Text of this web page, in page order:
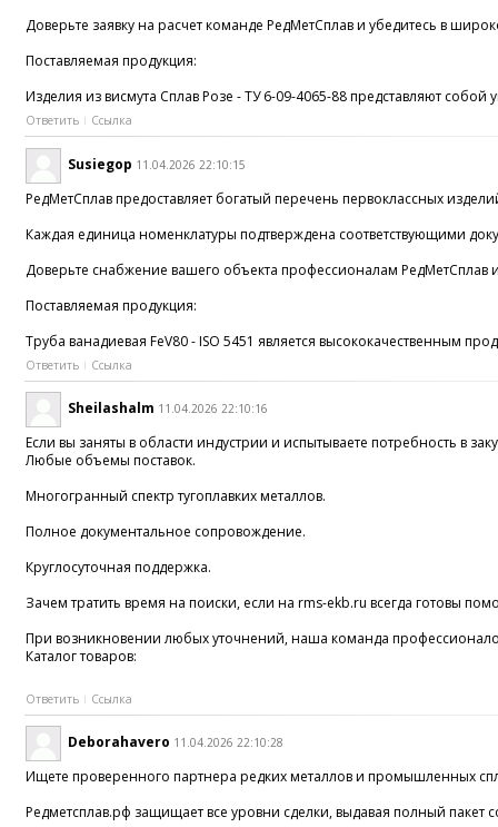
Доверьте заявку на расчет команде РедМетСплав и убедитесь в
Поставляемая продукция:
Изделия из висмута Сплав Розе - ТУ 6-09-4065-88 представляют
Ответить Ссылка
Susiegop 11.04.2026 22:10:15
РедМетСплав предоставляет богатый перечень первоклассных
Каждая единица номенклатуры подтверждена соответствующими
Доверьте снабжение вашего объекта профессионалам РедМетСплав
Поставляемая продукция:
Труба ванадиевая FeV80 - ISO 5451 является высококачественным
Ответить Ссылка
Sheilashalm 11.04.2026 22:10:16
Если вы заняты в области индустрии и испытываете потребность в
Любые объемы поставок.
Многогранный спектр тугоплавких металлов.
Полное документальное сопровождение.
Круглосуточная поддержка.
Зачем тратить время на поиски, если на rms-ekb.ru всегда готовы
При возникновении любых уточнений, наша команда
Каталог товаров:
Ответить Ссылка
Deborahavero 11.04.2026 22:10:28
Ищете проверенного партнера редких металлов и промышленных
Редметсплав.рф защищает все уровни сделки, выдавая полный